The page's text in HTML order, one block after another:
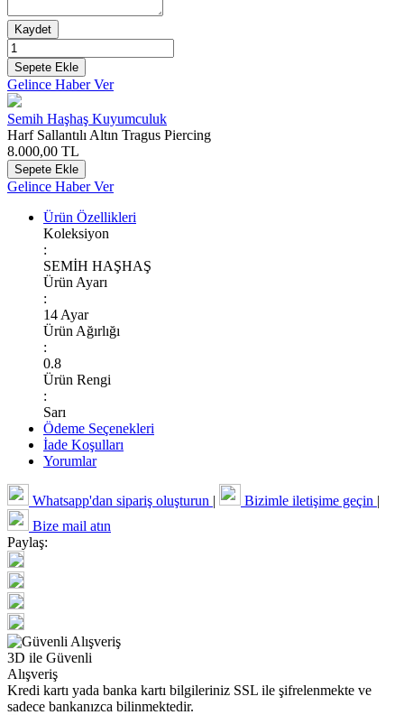
Kaydet
Sepete Ekle
Gelince Haber Ver
Semih Haşhaş Kuyumculuk
Harf Sallantılı Altın Tragus Piercing
8.000,00 TL
Sepete Ekle
Gelince Haber Ver
Ürün Özellikleri
Koleksiyon
:
SEMİH HAŞHAŞ
Ürün Ayarı
:
14 Ayar
Ürün Ağırlığı
:
0.8
Ürün Rengi
:
Sarı
Ödeme Seçenekleri
İade Koşulları
Yorumlar
Whatsapp'dan sipariş oluşturun | Bizimle iletişime geçin |
Bize mail atın
Paylaş:
3D ile Güvenli
Alışveriş
Kredi kartı yada banka kartı bilgileriniz SSL ile şifrelenmekte ve
sadece bankanızca bilinmektedir.